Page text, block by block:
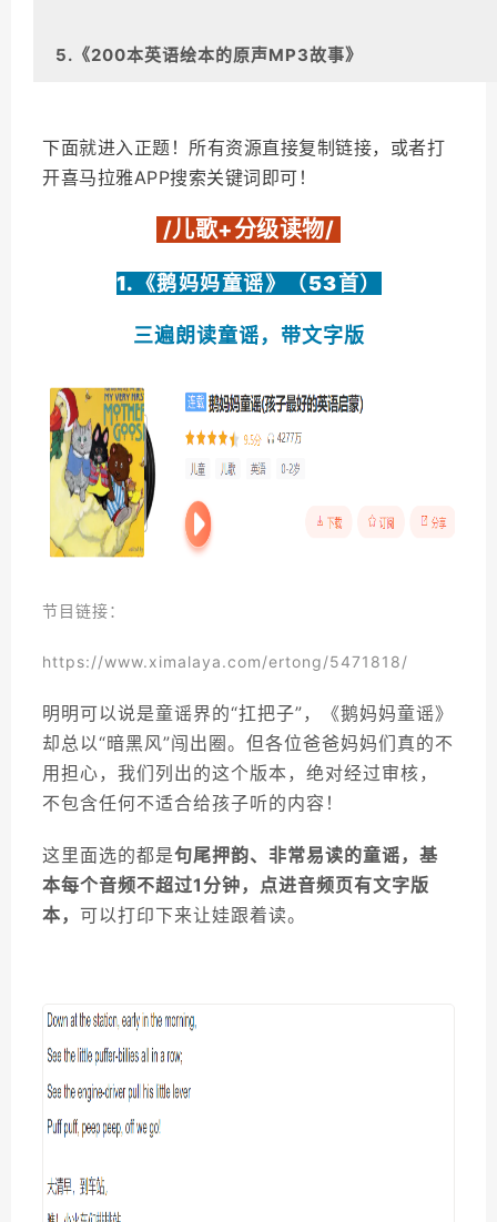
5. 《200本英语绘本的原声MP3故事》
7.《最新最经典英文儿歌：宝贝磨耳朵》
8. RAZ系列
9. 海尼曼系列
10. 红火箭系列
动画原声+桥梁书：
1.Peppa Pig
2.Bat and Friends
3.Maisy Mouse
4.Disney English Original Movie Story
5.《英语童话故事99篇》
6.Nate the Great
7.Fly Guy and Buzz
8.Mercy Watson
9.Peter Rabbit Tales
10.Frog and Toad
2.Who Was
3.How To Train Your Dragon
4.
Ali ce’s adventure in wonderland
5.The Secret Garden
7.A to Z Mystery
下面就进入正题！所有资源直接复制链接，或者打
开喜马拉雅APP搜索关键词即可！
/儿歌+分级读物/
1.《鹅妈妈童谣》（53首）
三遍朗读童谣，带文字版
节目链接：
https://www.ximalaya.com/ertong/5471818/
明明可以说是童谣界的“扛把子”，《鹅妈妈童谣》
却总以“暗黑风”闯出圈。但各位爸爸妈妈们真的不
用担心，我们列出的这个版本，绝对经过审核，
不包含任何不适合给孩子听的内容！
这里面选的都是句尾押韵、 非常易读的童谣，基
本每个音频不超过1分钟， 点进音频页有文字版
本， 可以打印下来让娃跟着读。